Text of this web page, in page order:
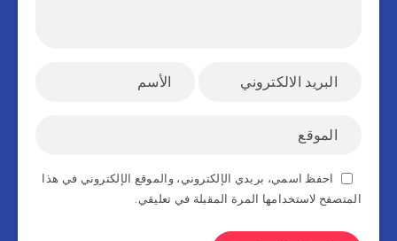
احفظ اسمي، بريدي الإلكتروني، والموقع الإلكتروني في هذا
المتصفح لاستخدامها المرة المقبلة في تعليقي.